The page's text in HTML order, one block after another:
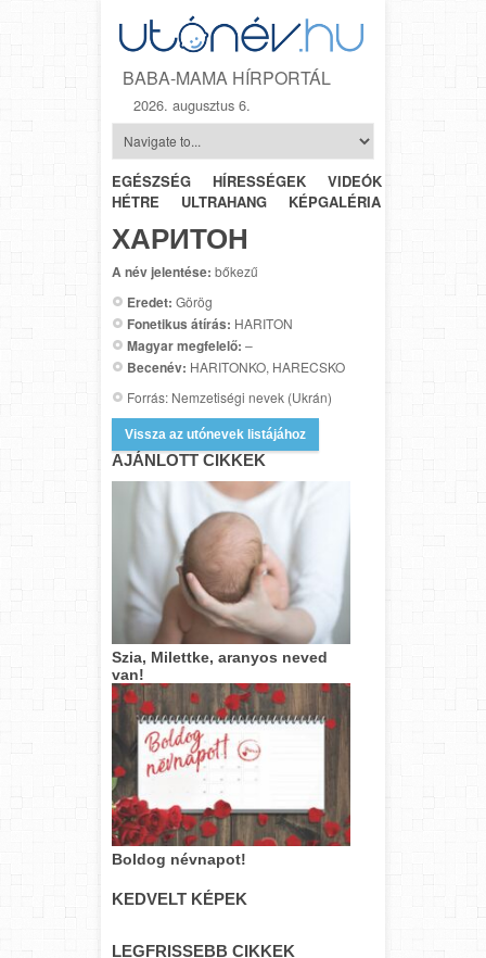
BABA-MAMA HÍRPORTÁL
2026. augusztus 6.
EGÉSZSÉG HÍRESSÉGEK VIDEÓK
HÉTRŐL-
HÉTRE
ULTRAHANG KÉPGALÉRIA
ХАРИТОН
A név jelentése: bőkezű
Eredet: Görög
Fonetikus átírás: HARITON
Magyar megfelelő: –
Becenév: HARITONKO, HARECSKO
Forrás: Nemzetiségi nevek (Ukrán)
Vissza az utónevek listájához
AJÁNLOTT CIKKEK
Szia, Milettke, aranyos neved
van!
Boldog névnapot!
KEDVELT KÉPEK
LEGFRISSEBB CIKKEK